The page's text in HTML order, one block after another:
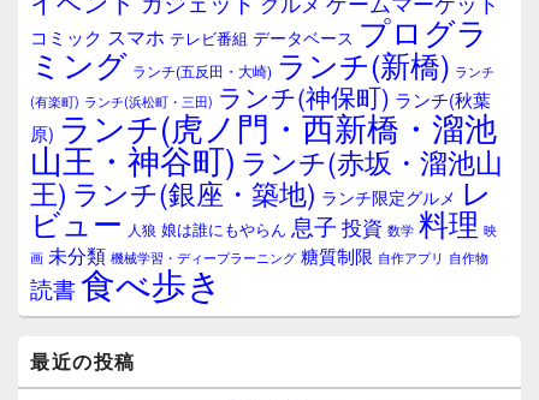
ア
コミック スマホ テレビ番組 データベース プログラ
ミング ランチ(五反田・大崎) ランチ(新橋) ランチ
(有楽町) ランチ(浜松町・三田) ランチ(神保町) ランチ(秋葉
原) ランチ(虎ノ門・西新橋・溜池
山王・神谷町) ランチ(赤坂・溜池山
王) ランチ(銀座・築地) ランチ限定グルメ レ
ビュー 人狼 娘は誰にもやらん 息子 投資 数学 料理 映
画 未分類 機械学習・ディープラーニング 糖質制限 自作アプリ 自作物
読書食べ歩き
最近の投稿